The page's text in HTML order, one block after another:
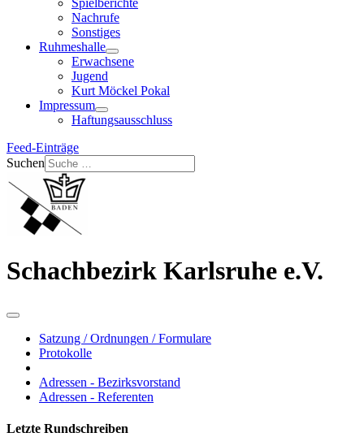
Spielberichte
Nachrufe
Sonstiges
Ruhmeshalle
Erwachsene
Jugend
Kurt Möckel Pokal
Impressum
Haftungsausschluss
Feed-Einträge
Suchen
Schachbezirk Karlsruhe e.V.
Satzung / Ordnungen / Formulare
Protokolle
Adressen - Bezirksvorstand
Adressen - Referenten
Letzte Rundschreiben